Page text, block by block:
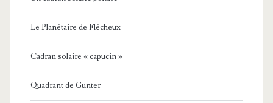
Le Planétaire de Flécheux
Cadran solaire « capucin »
Quadrant de Gunter